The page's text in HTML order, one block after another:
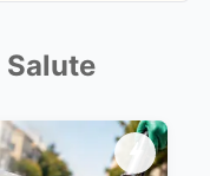
Salute